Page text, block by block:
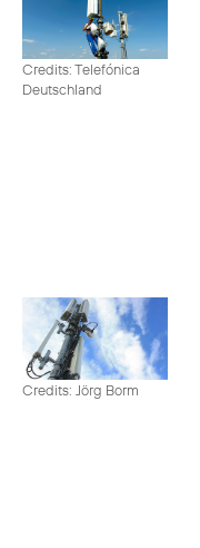
Credits: Telefónica
Deutschland
Credits: Jörg Borm